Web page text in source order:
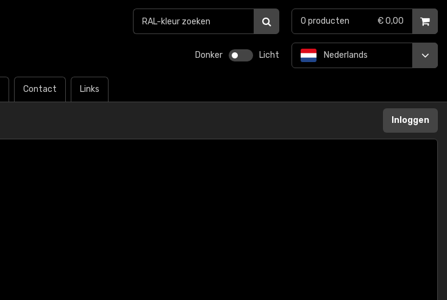
Donker Licht
Contact Links
Nederlands
0 producten € 0,00
Inloggen